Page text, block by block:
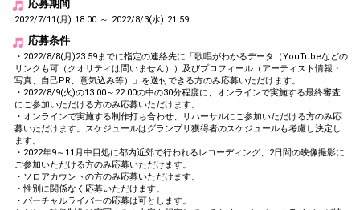
応募期間
2022/7/11(月) 18:00 ～ 2022/8/3(水) 21:59
応募条件
・2022/8/8(月)23:59までに指定の連絡先に「歌唱がわかるデータ（YouTubeなどの
リンクも可（クオリティは問いません））及びプロフィール（アーティスト情報・
写真、自己PR、意気込み等）」を送付できる方のみ応募いただけます。
・2022/8/9(火)の13:00～22:00の中の30分程度に、オンラインで実施する最終審査
にご参加いただける方のみ応募いただけます。
・オンラインで実施する制作打ち合わせ、リハーサルにご参加いただける方のみ応
募いただけます。スケジュールはグランプリ獲得者のスケジュールも考慮し決定し
ます。
・2022年9～11月中目処に都内近郊で行われるレコーディング、2日間の映像撮影に
ご参加いただける方のみ応募いただけます。
・ソロアカウントの方のみ応募いただけます。
・性別に関係なく応募いただけます。
・バーチャルライバーの応募は可とします。